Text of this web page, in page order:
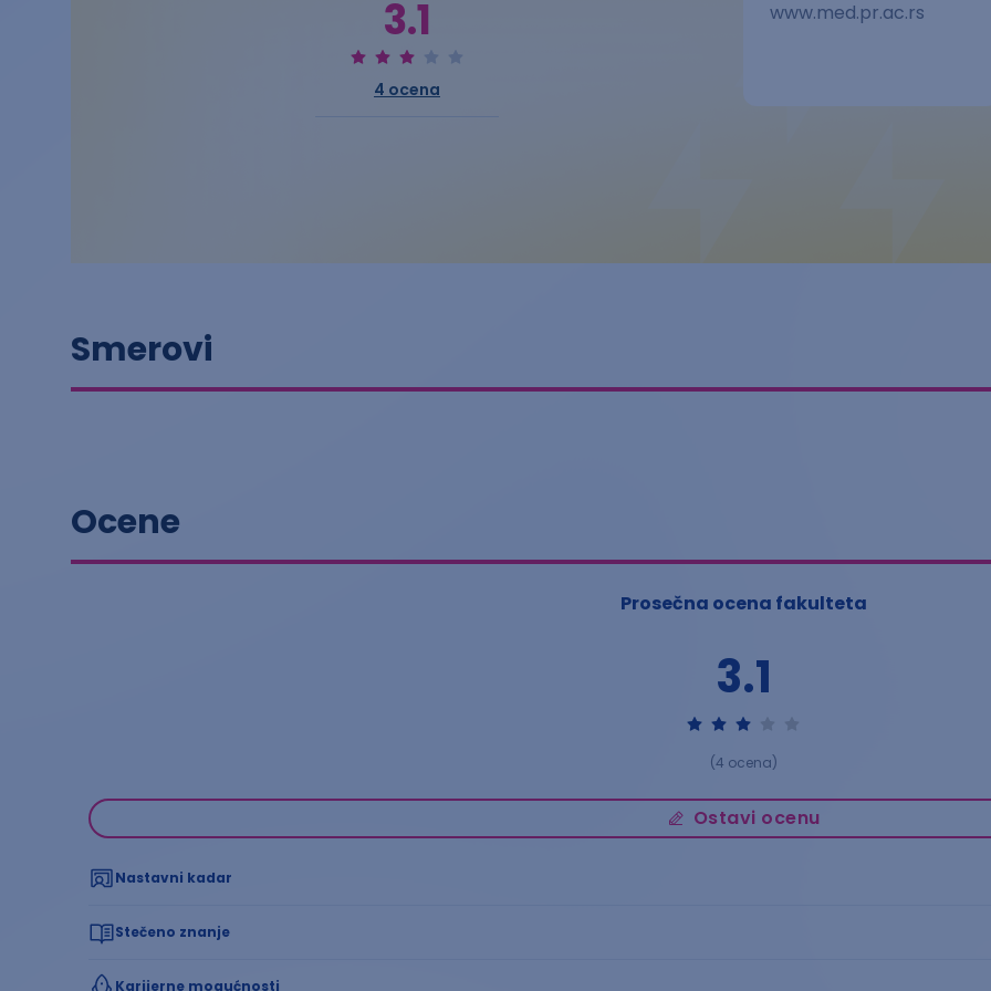
3.1
4 ocena
www.med.pr.ac.rs
Smerovi
Ocene
Prosečna ocena fakulteta
3.1
(4 ocena)
Ostavi ocenu
Nastavni kadar
Stečeno znanje
Karijerne mogućnosti